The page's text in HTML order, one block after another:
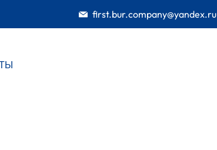
first.bur.company@yandex.ru